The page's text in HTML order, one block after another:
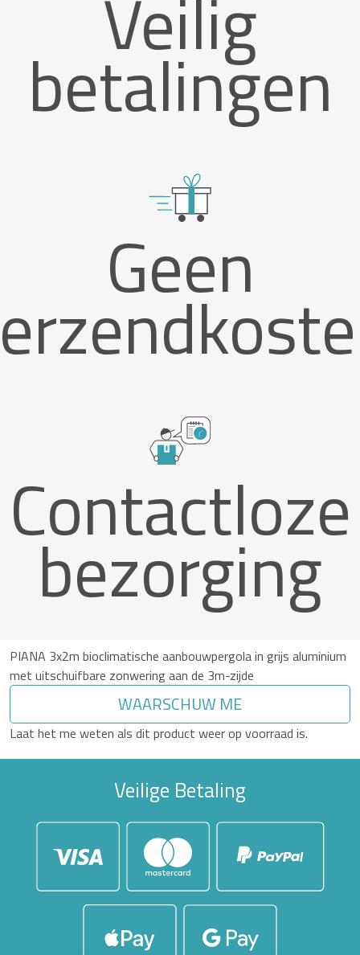
Veilig
betalingen
Geen
Contactloze
bezorging
PIANA 3x2m bioclimatische aanbouwpergola in grijs aluminium
met uitschuifbare zonwering aan de 3m-zijde
WAARSCHUW ME
Laat het me weten als dit product weer op voorraad is.
Veilige Betaling